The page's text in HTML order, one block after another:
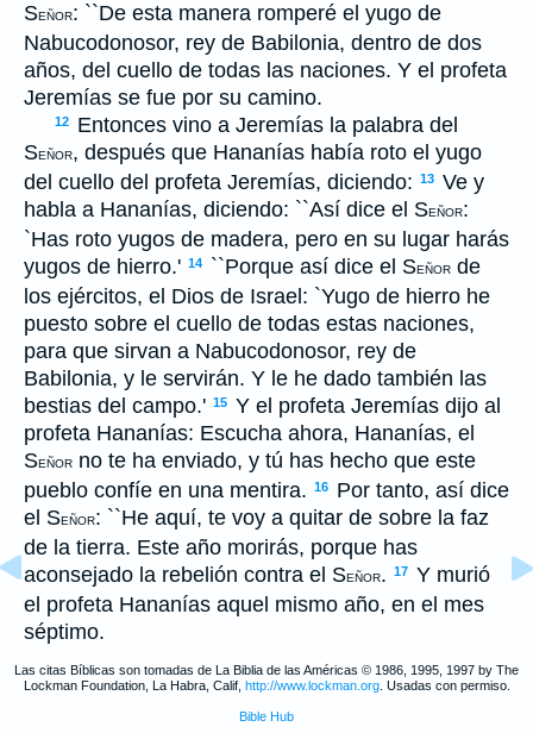
SEÑOR: ``De esta manera romperé el yugo de
Nabucodonosor, rey de Babilonia, dentro de dos
años, del cuello de todas las naciones. Y el profeta
Jeremías se fue por su camino.
12
Entonces vino a Jeremías la palabra del
SEÑOR, después que Hananías había roto el yugo
del cuello del profeta Jeremías, diciendo: 13 Ve y
habla a Hananías, diciendo: ``Así dice el SEÑOR:
`Has roto yugos de madera, pero en su lugar harás
yugos de hierro.' 14 ``Porque así dice el SEÑOR de
los ejércitos, el Dios de Israel: `Yugo de hierro he
puesto sobre el cuello de todas estas naciones,
para que sirvan a Nabucodonosor, rey de
Babilonia, y le servirán. Y le he dado también las
bestias del campo.' 15 Y el profeta Jeremías dijo al
profeta Hananías: Escucha ahora, Hananías, el
SEÑOR no te ha enviado, y tú has hecho que este
pueblo confíe en una mentira. 16
Por tanto, así dice
el SEÑOR: ``He aquí, te voy a quitar de sobre la faz
de la tierra. Este año morirás, porque has
aconsejado la rebelión contra el SEÑOR. 17 Y murió
el profeta Hananías aquel mismo año, en el mes
séptimo.
Las citas Bíblicas son tomadas de La Biblia de las Américas © 1986, 1995, 1997 by The
Lockman Foundation, La Habra, Calif, http://www.lockman.org. Usadas con permiso.
Bible Hub